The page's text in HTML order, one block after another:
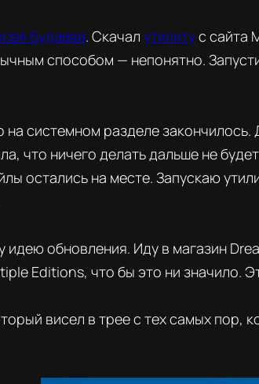
Будаева. Скачал утилитус сайта
способом — непонятно.
системном разделе
что ничего делать дальше не
остались на месте. Запускаю
обновления. Иду в магазин
Editions, что бы это ни значило.
висел в трее с тех самых пор,